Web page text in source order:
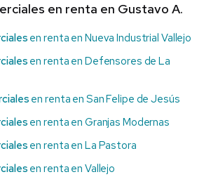
en renta en Gustavo A.
en renta en Nueva Industrial Vallejo
en renta en Defensores de La
en renta en San Felipe de Jesús
en renta en Granjas Modernas
en renta en La Pastora
en renta en Vallejo